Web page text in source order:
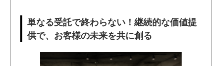
単なる受託で終わらない！継続的な価値提
供で、お客様の未来を共に創る